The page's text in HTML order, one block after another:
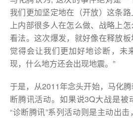
我们更加坚定地在（开放）这条
上内部很多人在怎么做、战略上
看法。这次爆发，就好像在释放
觉得会让我们更加好地诊断，未
现，什么地方还会出现地震。”
于是，从2011年念头开始，马化
断腾讯活动。如果说3Q大战是被
“诊断腾讯”系列活动则是主动出